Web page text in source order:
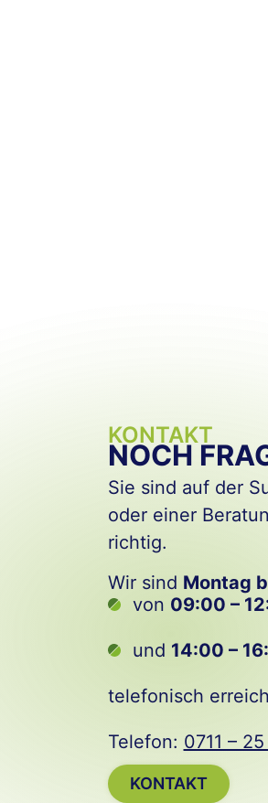
KONTAKT
NOCH
Sie sind auf der
oder einer
richtig.
Wir sind Montag
von 09:00 –
und 14:00 –
telefonisch
Telefon: 0711 –
KONTAKT